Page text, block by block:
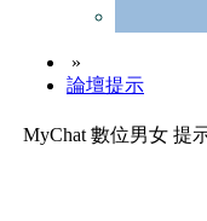
»
論壇提示
MyChat 數位男女 提